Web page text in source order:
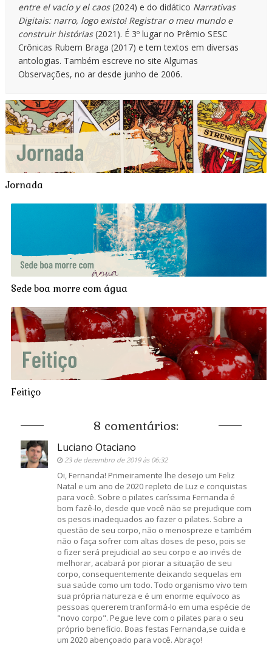
entre el vacío y el caos(2024) e do didático Narrativas
Digitais: narro, logo existo! Registrar o meu mundo e
construir histórias(2021). É 3º lugar no Prêmio SESC
Crônicas Rubem Braga (2017) e tem textos em diversas
antologias. Também escreve no site Algumas
Observações, no ar desde junho de 2006.
Jornada
Sede boa morre com água
Feitiço
8 comentários:
Luciano Otaciano
23 de dezembro de 2019 às 06:32
Oi, Fernanda! Primeiramente lhe desejo um Feliz
Natal e um ano de 2020 repleto de Luz e conquistas
para você. Sobre o pilates caríssima Fernanda é
bom fazê-lo, desde que você não se prejudique com
os pesos inadequados ao fazer o pilates. Sobre a
questão de seu corpo, não o menospreze e também
não o faça sofrer com altas doses de peso, pois se
o fizer será prejudicial ao seu corpo e ao invés de
melhorar, acabará por piorar a situação de seu
corpo, consequentemente deixando sequelas em
sua saúde como um todo. Todo organismo vivo tem
sua própria natureza e é um enorme equívoco as
pessoas quererem tranformá-lo em uma espécie de
"novo corpo". Pegue leve com o pilates para o seu
próprio benefício. Boas festas Fernanda,se cuida e
um 2020 abençoado para você. Abraço!